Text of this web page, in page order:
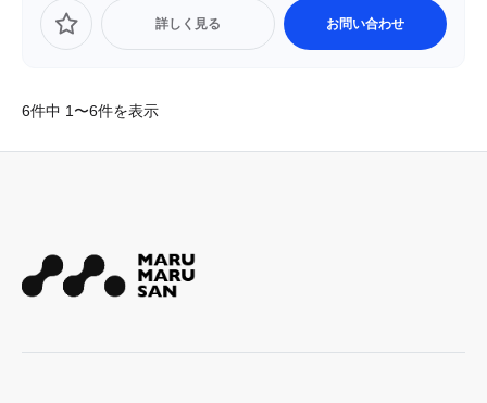
詳しく見る お問い合わせ
6件中 1〜6件を表示